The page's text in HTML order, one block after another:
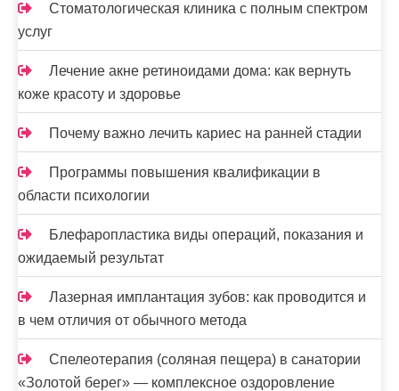
Стоматологическая клиника с полным спектром
услуг
Лечение акне ретиноидами дома: как вернуть
коже красоту и здоровье
Почему важно лечить кариес на ранней стадии
Программы повышения квалификации в
области психологии
Блефаропластика виды операций, показания и
ожидаемый результат
Лазерная имплантация зубов: как проводится и
в чем отличия от обычного метода
Спелеотерапия (соляная пещера) в санатории
«Золотой берег» — комплексное оздоровление